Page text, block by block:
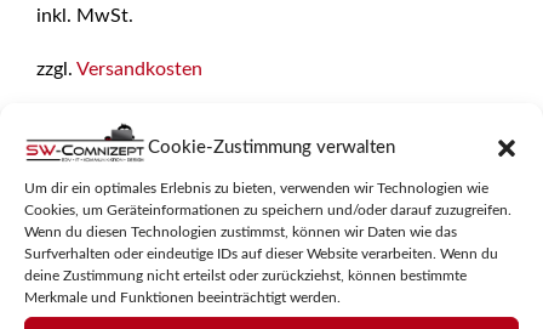
Cookie-Zustimmung verwalten
Um dir ein optimales Erlebnis zu bieten, verwenden wir Technologien wie
Cookies, um Geräteinformationen zu speichern und/oder darauf zuzugreifen.
Wenn du diesen Technologien zustimmst, können wir Daten wie das
Surfverhalten oder eindeutige IDs auf dieser Website verarbeiten. Wenn du
deine Zustimmung nicht erteilst oder zurückziehst, können bestimmte
Merkmale und Funktionen beeinträchtigt werden.
inkl. MwSt.
zzgl. Versandkosten
In den Warenkorb